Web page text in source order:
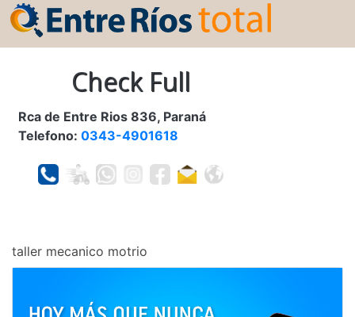
Check Full
Rca de Entre Rios 836, Paraná
Telefono: 0343-4901618
taller mecanico motrio